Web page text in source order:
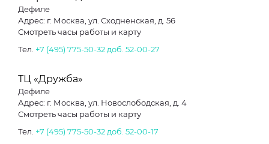
Дефиле
Адрес: г. Москва, ул. Сходненская, д. 56
Смотреть часы работы и карту
Тел. +7 (495) 775-50-32 доб. 52-00-27
ТЦ «Дружба»
Дефиле
Адрес: г. Москва, ул. Новослободская, д. 4
Смотреть часы работы и карту
Тел. +7 (495) 775-50-32 доб. 52-00-17